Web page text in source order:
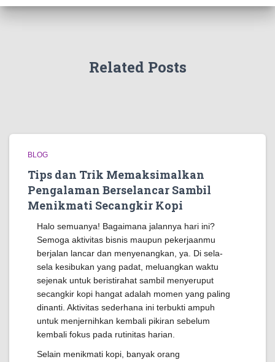
Related Posts
BLOG
Tips dan Trik Memaksimalkan
Pengalaman Berselancar Sambil
Menikmati Secangkir Kopi
Halo semuanya! Bagaimana jalannya hari ini?
Semoga aktivitas bisnis maupun pekerjaanmu
berjalan lancar dan menyenangkan, ya. Di sela-
sela kesibukan yang padat, meluangkan waktu
sejenak untuk beristirahat sambil menyeruput
secangkir kopi hangat adalah momen yang paling
dinanti. Aktivitas sederhana ini terbukti ampuh
untuk menjernihkan kembali pikiran sebelum
kembali fokus pada rutinitas harian.
Selain menikmati kopi, banyak orang